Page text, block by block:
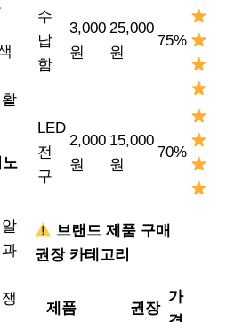
수
납
함
3,000
원
25,000
원
75%
LED
전
구
2,000
원
15,000
원
70%
브랜드 제품 구매
권장 카테고리
제품
권장
가